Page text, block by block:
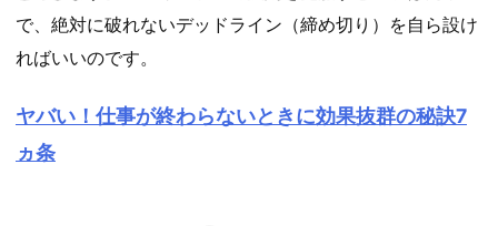
で、絶対に破れないデッドライン（締め切り）を自ら設け
ればいいのです。
ヤバい！仕事が終わらないときに効果抜群の秘訣7
ヵ条